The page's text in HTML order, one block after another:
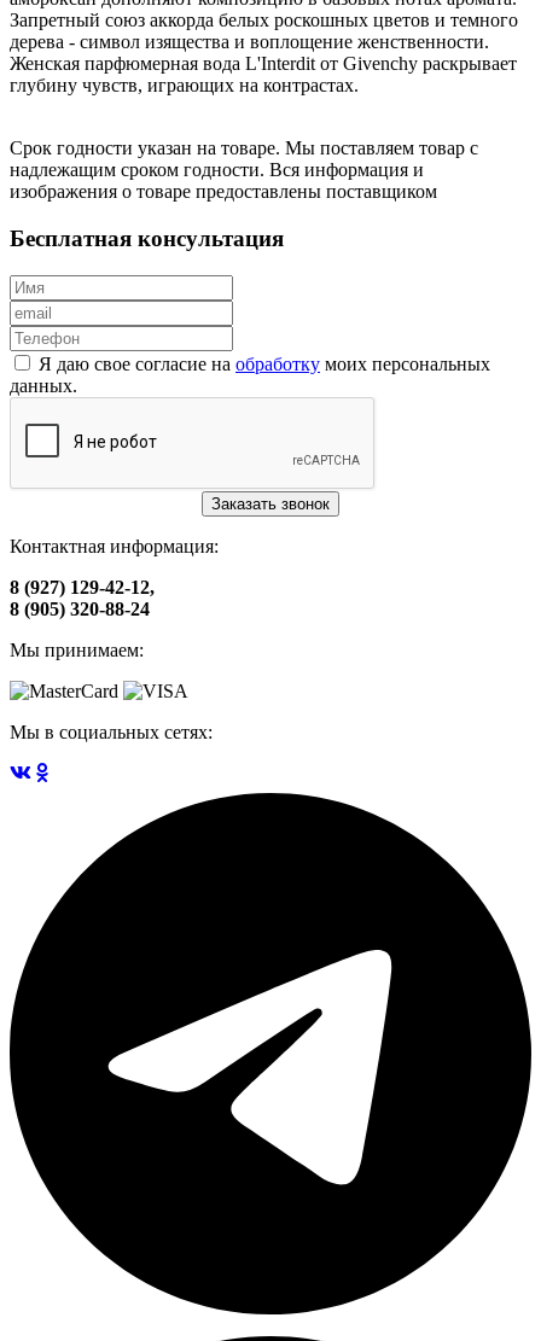
Запретный союз аккорда белых роскошных цветов и темного
дерева - символ изящества и воплощение женственности.
Женская парфюмерная вода L'Interdit от Givenchy раскрывает
глубину чувств, играющих на контрастах.
Срок годности указан на товаре. Мы поставляем товар с
надлежащим сроком годности. Вся информация и
изображения о товаре предоставлены поставщиком
Бесплатная консультация
Я даю свое согласие на обработку моих персональных
данных.
Заказать звонок
Контактная информация:
8 (927) 129-42-12,
8 (905) 320-88-24
Мы принимаем:
Мы в социальных сетях: